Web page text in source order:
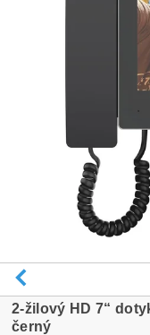
2-žilový HD 7“
černý